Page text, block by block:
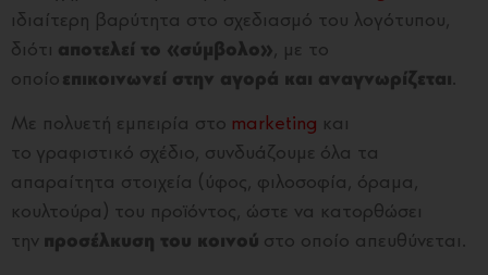
ιδιαίτερη βαρύτητα στο σχεδιασμό του λογότυπου,
διότι αποτελεί το «σύμβολο», με το
οποίο επικοινωνεί στην αγορά και αναγνωρίζεται.
Με πολυετή εμπειρία στο marketing και
το γραφιστικό σχέδιο, συνδυάζουμε όλα τα
απαραίτητα στοιχεία (ύφος, φιλοσοφία, όραμα,
κουλτούρα) του προϊόντος, ώστε να κατορθώσει
την προσέλκυση του κοινού στο οποίο απευθύνεται.